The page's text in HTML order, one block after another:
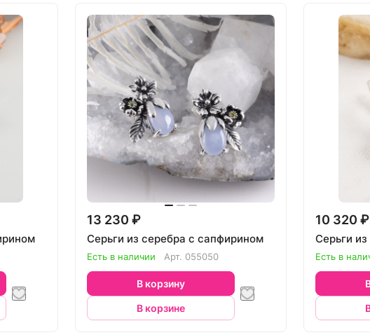
13 230 ₽
Серьги из серебра с сапфирином
Есть в наличии Арт. 055050
В корзину
В корзине
10 320 ₽
Серьги
Есть в